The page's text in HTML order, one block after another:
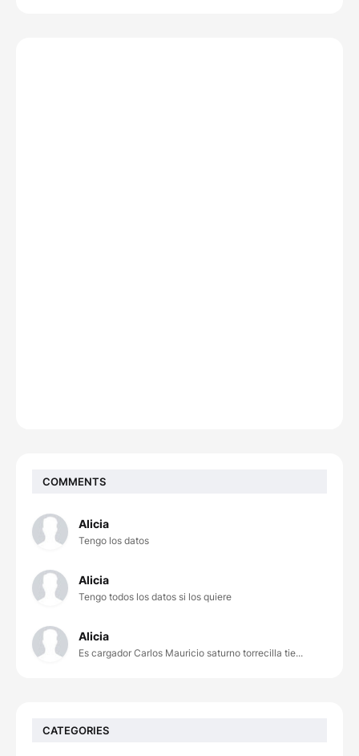
COMMENTS
Alicia
Tengo los datos
Alicia
Tengo todos los datos si los quiere
Alicia
Es cargador Carlos Mauricio saturno torrecilla tie...
CATEGORIES